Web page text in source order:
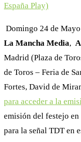
España Play)
Domingo 24 de
La Mancha Media,
Madrid (Plaza de
de Toros – Feria de
Fortes, David de
para acceder a la
emisión del festejo
para la señal TDT en